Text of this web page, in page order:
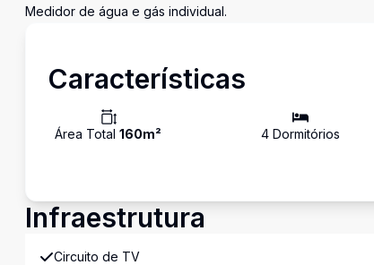
Medidor de água e gás individual.
Características
Área Total 160m² 4Dormitórios
Infraestrutura
Circuito de TV